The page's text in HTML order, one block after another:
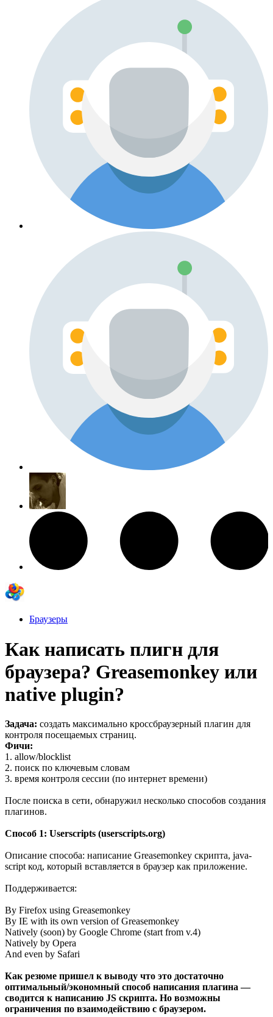
Браузеры
Как написать плигн для
браузера? Greasemonkey или
native plugin?
Задача: создать максимально кроссбраузерный плагин для
контроля посещаемых страниц.
Фичи:
1. allow/blocklist
2. поиск по ключевым словам
3. время контроля сессии (по интернет времени)
После поиска в сети, обнаружил несколько способов создания
плагинов.
Способ 1: Userscripts (userscripts.org)
Описание способа: написание Greasemonkey скрипта, java-
script код, который вставляется в браузер как приложение.
Поддерживается:
By Firefox using Greasemonkey
By IE with its own version of Greasemonkey
Natively (soon) by Google Chrome (start from v.4)
Natively by Opera
And even by Safari
Как резюме пришел к выводу что это достаточно
оптимальный/экономный способ написания плагина —
сводится к написанию JS скрипта. Но возможны
ограничения по взаимодействию с браузером.